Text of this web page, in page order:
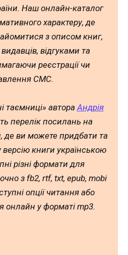
Наш онлайн-каталог
характеру, де
з описом книг,
відгуками та
реєстрації чи
СМС.
таємниці» автораАндрія
перелік посилань на
де ви можете придбати та
книги українською
різні формати для
з fb2, rtf, txt, epub, mobi
опції читання або
онлайн у форматі mp3.